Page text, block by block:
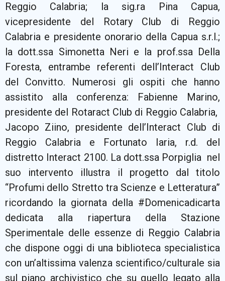
Reggio Calabria; la sig.ra Pina Capua,
vicepresidente del Rotary Club di Reggio
Calabria e presidente onorario della Capua s.r.l.;
la dott.ssa Simonetta Neri e la prof.ssa Della
Foresta, entrambe referenti dell’Interact Club
del Convitto. Numerosi gli ospiti che hanno
assistito alla conferenza: Fabienne Marino,
presidente del Rotaract Club di Reggio Calabria,
Jacopo Ziino, presidente dell’Interact Club di
Reggio Calabria e Fortunato Iaria, r.d. del
distretto Interact 2100. La dott.ssa Porpiglia nel
suo intervento illustra il progetto dal titolo
“Profumi dello Stretto tra Scienze e Letteratura”
ricordando la giornata della #Domenicadicarta
dedicata alla riapertura della Stazione
Sperimentale delle essenze di Reggio Calabria
che dispone oggi di una biblioteca specialistica
con un’altissima valenza scientifico/culturale sia
sul piano archivistico che su quello legato alla